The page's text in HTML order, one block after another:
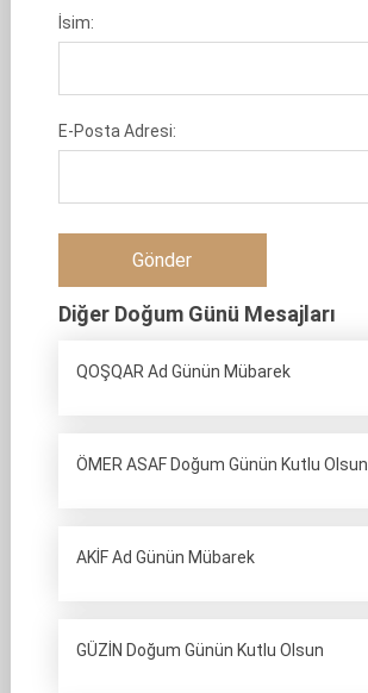
İsim:
E-Posta Adresi:
Diğer Doğum Günü Mesajları
QOŞQAR Ad Günün Mübarek
ÖMER ASAF Doğum Günün Kutlu Olsun
AKİF Ad Günün Mübarek
GÜZİN Doğum Günün Kutlu Olsun